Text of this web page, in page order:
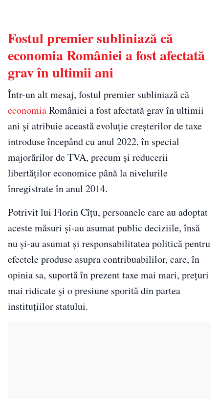
Fostul premier subliniază că
economia României a fost afectată
grav în ultimii ani
Într-un alt mesaj, fostul premier subliniază că
economiaRomâniei a fost afectată grav în ultimii
ani și atribuie această evoluție creșterilor de taxe
introduse începând cu anul 2022, în special
majorărilor de TVA, precum și reducerii
libertăților economice până la nivelurile
înregistrate în anul 2014.
Potrivit lui Florin Cîțu, persoanele care au adoptat
aceste măsuri și-au asumat public deciziile, însă
nu și-au asumat și responsabilitatea politică pentru
efectele produse asupra contribuabililor, care, în
opinia sa, suportă în prezent taxe mai mari, prețuri
mai ridicate și o presiune sporită din partea
instituțiilor statului.